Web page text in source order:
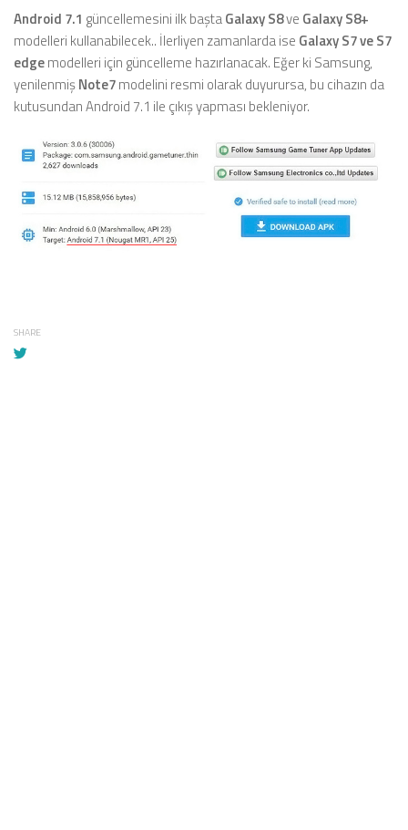
Android 7.1 güncellemesini ilk baştaGalaxy S8ve Galaxy S8+
modelleri kullanabilecek.. İlerliyen zamanlarda ise GalaxyS7 ve S7
edgemodelleri için güncelleme hazırlanacak. Eğer ki Samsung,
yenilenmişNote7modelini resmi olarak duyurursa, bu cihazın da
kutusundan Android 7.1 ile çıkış yapması bekleniyor.
SHARE